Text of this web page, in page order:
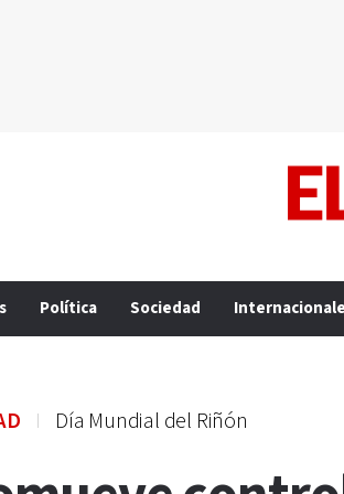
Política Sociedad
Día Mundial del Riñón